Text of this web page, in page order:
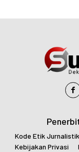
Kode Etik Jurnalistik
Kebijakan Privasi